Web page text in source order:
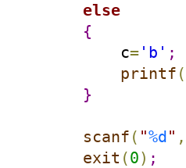
else
{
        c
= 'b' ;
printf (
}
scanf ( "%d " ,
exit (0) ;